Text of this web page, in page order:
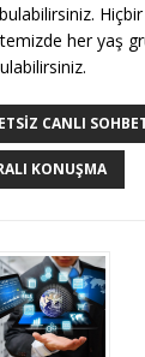
her yaş
CANLI
KONUŞMA